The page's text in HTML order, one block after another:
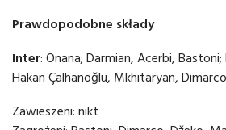
Prawdopodobne składy
Inter: Onana; Darmian, Acerbi,
Hakan Çalhanoğlu, Mkhitaryan,
Zawieszeni: nikt